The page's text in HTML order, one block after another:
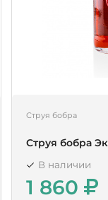
Струя бобра
Струя бобра
В наличии
1 860